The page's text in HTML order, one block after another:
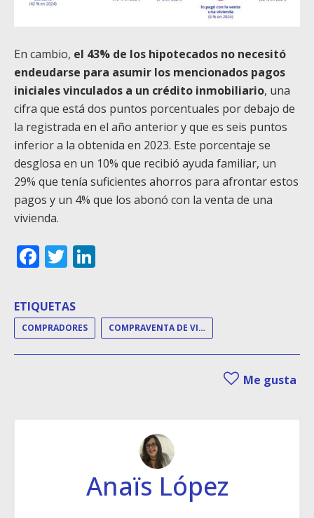
En cambio, el 43% de los hipotecados no necesitó
endeudarse para asumir los mencionados pagos
iniciales vinculados a un crédito inmobiliario, una
cifra que está dos puntos porcentuales por debajo de
la registrada en el año anterior y que es seis puntos
inferior a la obtenida en 2023. Este porcentaje se
desglosa en un 10% que recibió ayuda familiar, un
29% que tenía suficientes ahorros para afrontar estos
pagos y un 4% que los abonó con la venta de una
vivienda.
Facebook
Twitter
ETIQUETAS
COMPRADORES COMPRAVENTA DE VIVIENDAS
Me gusta
Anaïs López